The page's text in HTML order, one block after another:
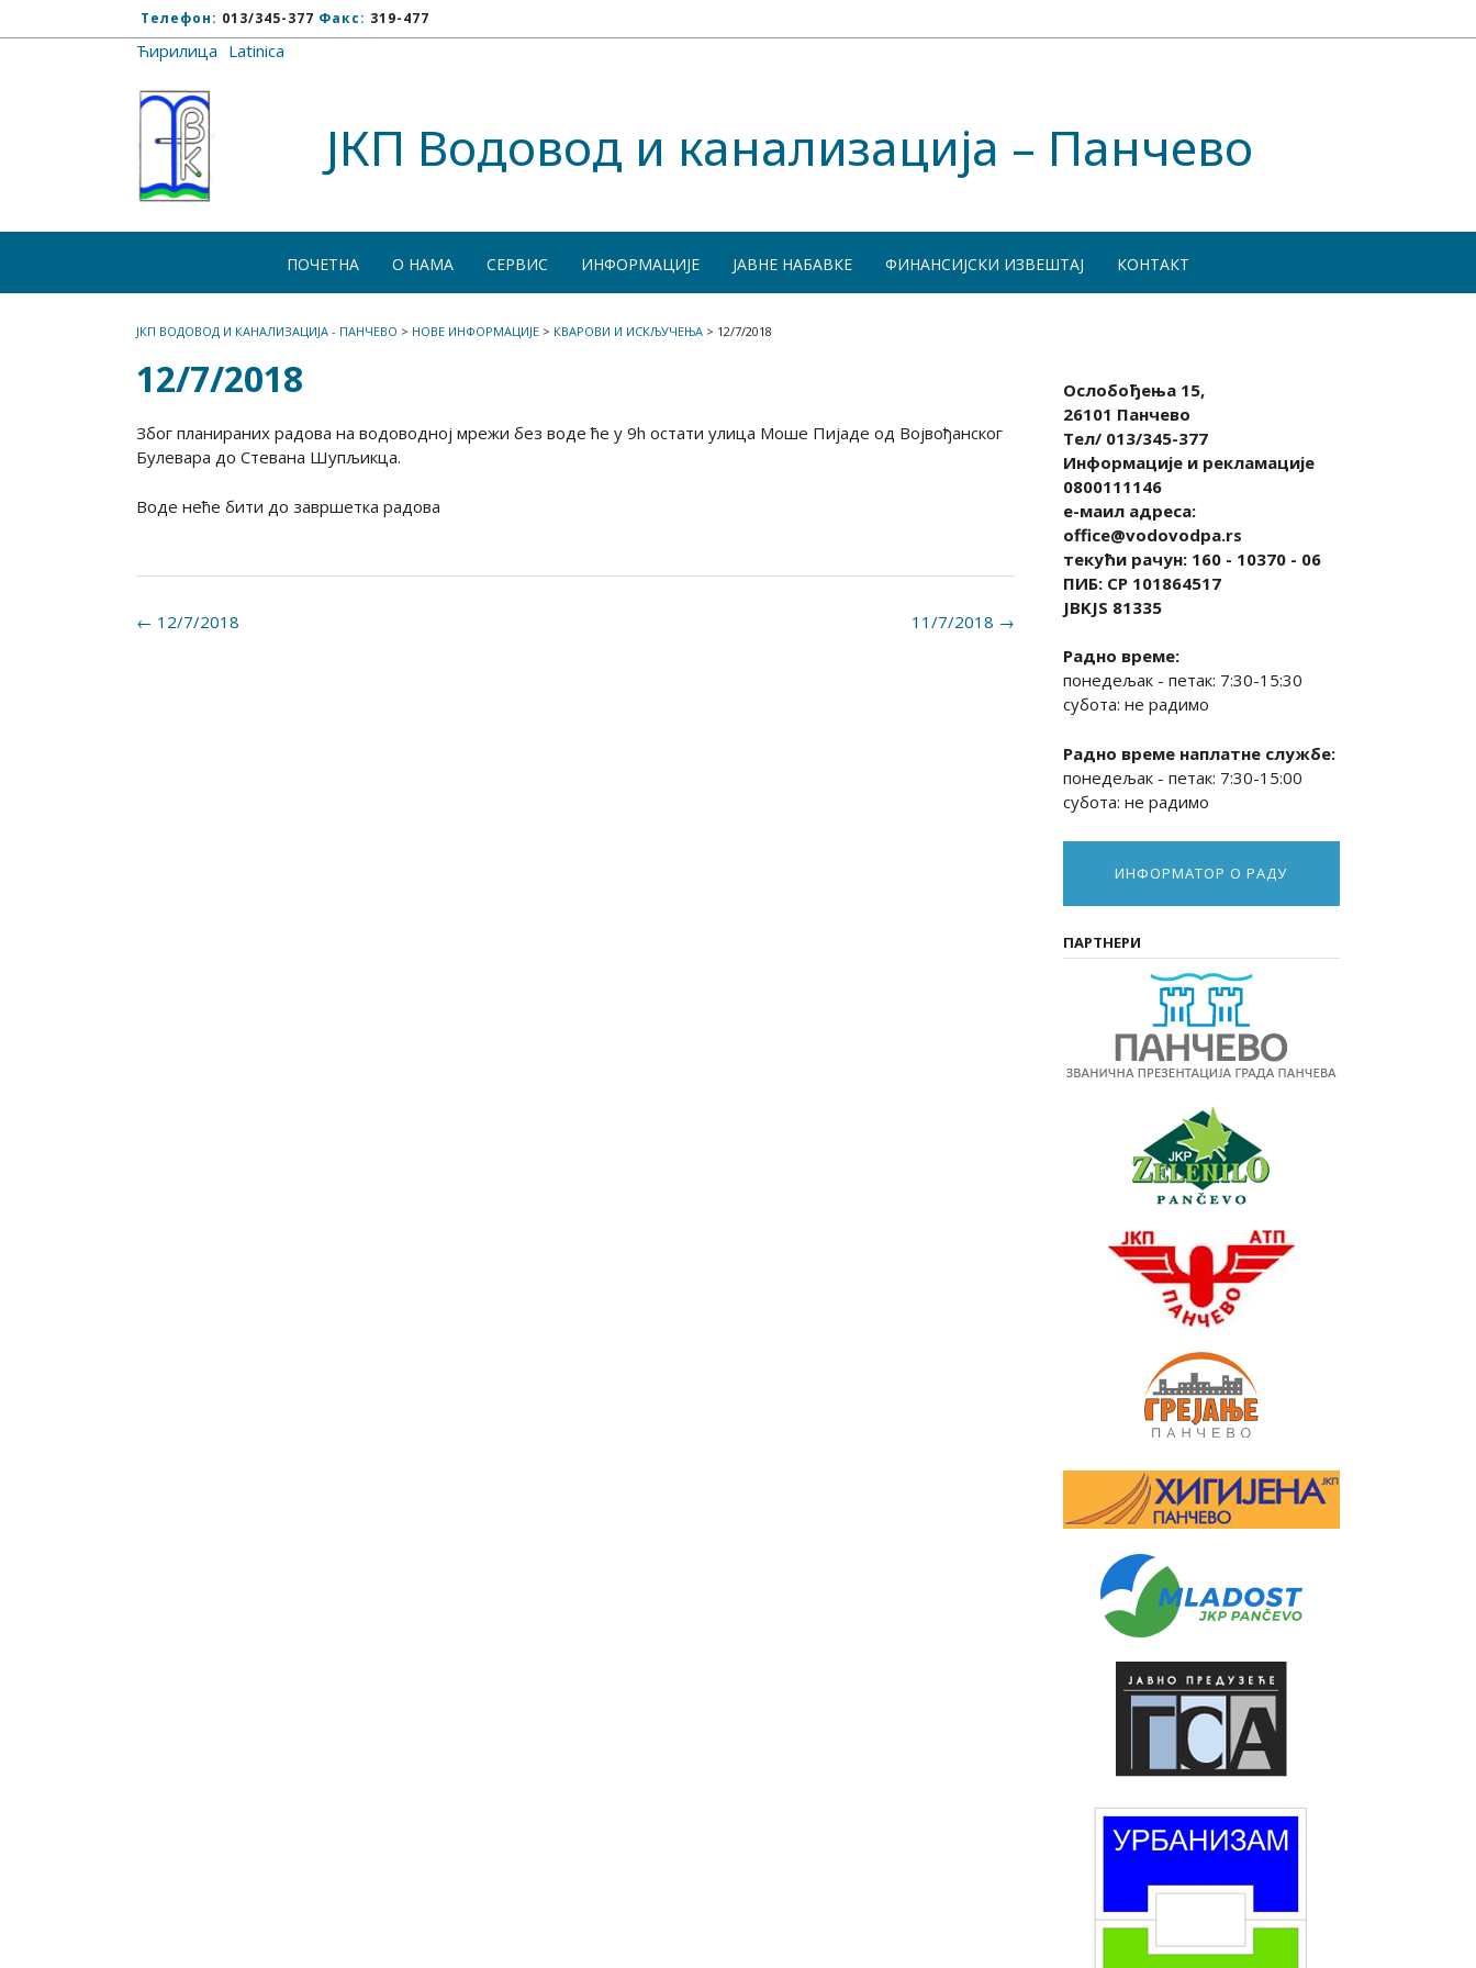
Телефон: 013/345-377 Факс: 319-477
Ћирилица Latinica
ЈКП Водовод и канализација – Панчево
ПОЧЕТНА О НАМА СЕРВИС ИНФОРМАЦИЈЕ ЈАВНЕ НАБАВКЕ ФИНАНСИЈСКИ ИЗВЕШТАЈ КОНТАКТ
ЈКП ВОДОВОД И КАНАЛИЗАЦИЈА - ПАНЧЕВО > НОВЕ ИНФОРМАЦИЈЕ > КВАРОВИ И ИСКЉУЧЕЊА > 12/7/2018
12/7/2018
Због планираних радова на водоводној мрежи без воде ће у 9h остати улица Моше Пијаде од Војвођанског
Булевара до Стевана Шупљикца.
Воде неће бити до завршетка радова
Post 11/7/2018 →
← 12/7/2018
Ослобођења 15,
26101 Панчево
Тел/ 013/345-377
Информације и рекламације
0800111146
е-маил адреса:
office@vodovodpa.rs
текући рачун: 160 - 10370 - 06
ПИБ: СР 101864517
JBKJS 81335
Радно време:
понедељак - петак: 7:30-15:30
субота: не радимо
Радно време наплатне службе:
понедељак - петак: 7:30-15:00
субота: не радимо
ИНФОРМАТОР О РАДУ
ПАРТНЕРИ